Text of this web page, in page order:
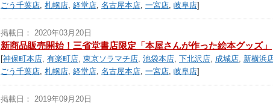
ごう千葉店, 札幌店, 経堂店, 名古屋本店, 一宮店, 岐阜店]
掲載日： 2020年03月20日
新商品販売開始！三省堂書店限定「本屋さんが作った絵本グッズ」
[神保町本店, 有楽町店, 東京ソラマチ店, 池袋本店, 下北沢店, 成城店, 新横浜
ごう千葉店, 札幌店, 経堂店, 名古屋本店, 一宮店, 岐阜店]
掲載日： 2019年09月20日